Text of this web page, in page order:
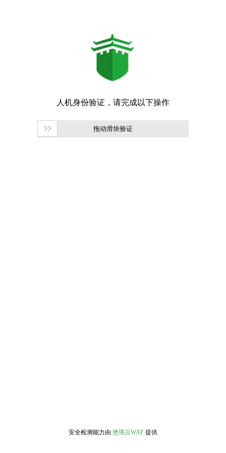
拖动滑块验证
安全检测能力由 堡塔云WAF 提供